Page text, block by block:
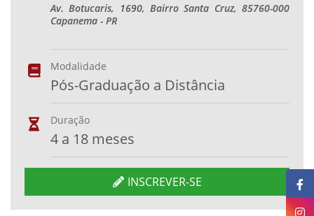
Av. Botucaris, 1690, Bairro Santa Cruz, 85760-000
Capanema - PR
Modalidade
Pós-Graduação a Distância
Duração
4 a 18 meses
INSCREVER-SE